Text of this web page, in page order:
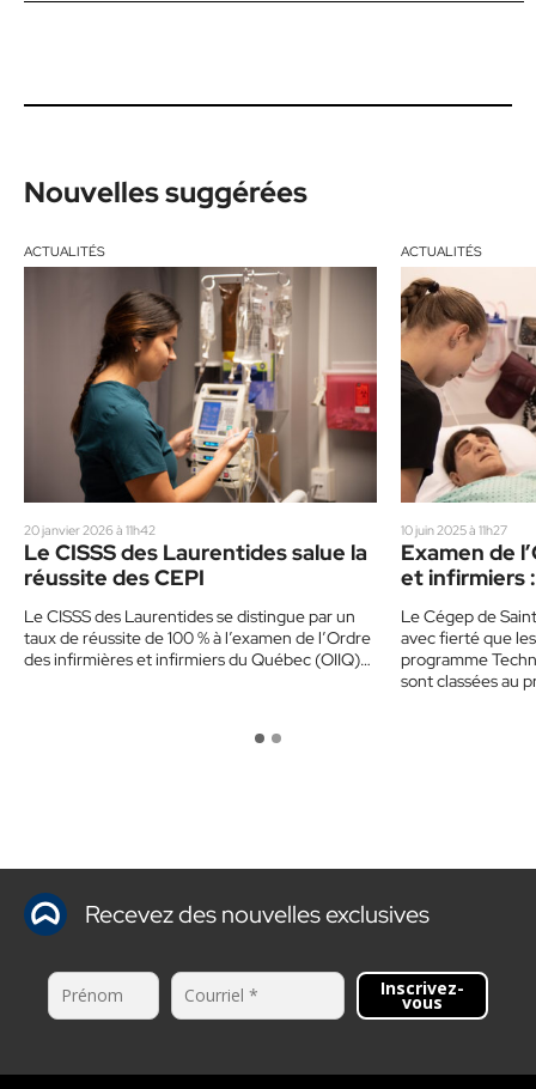
Nouvelles suggérées
ACTUALITÉS
20 janvier 2026 à 11h42
Le CISSS des Laurentides salue la
réussite des CEPI
Le CISSS des Laurentides se distingue par un
taux de réussite de 100 % à l’examen de l’Ordre
des infirmières et infirmiers du Québec (OIIQ)…
ACTUALITÉS
10 juin 2025 à 11h27
Examen de
et infirmiers
Le Cégep de
avec fierté que
programme
sont classées au
Recevez des nouvelles exclusives
Inscrivez-
vous